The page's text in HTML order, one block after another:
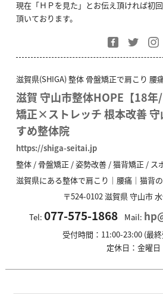
現在「ＨＰを見た」とお伝え頂ければ初
頂いております。
滋賀県(SHIGA) 整体 骨盤矯正で肩こり 腰
滋賀 守山市整体HOPE【18
矯正×ストレッチ 根本改善 守
すめ整体院
https://shiga-seitai.jp
整体 / 骨盤矯正 / 姿勢改善 / 猫背矯正 / ス
滋賀県にある整体で肩こり｜腰痛｜猫背
〒524-0102滋賀県守山市
Tel:077-575-1868 Mail:
受付時間：11:00-23:00 (最終
定休日：金曜日